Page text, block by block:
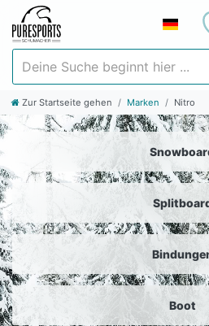
Zur Startseite gehen Marken Nitro
Boot